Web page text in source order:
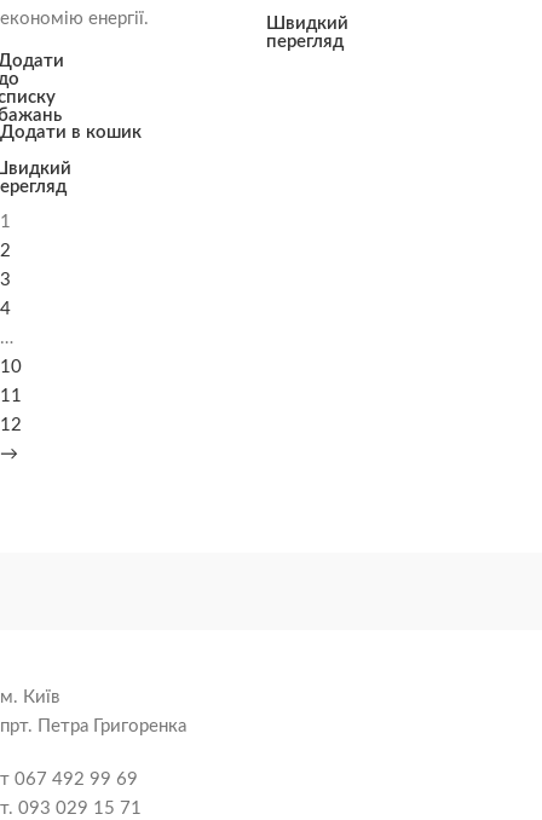
економію енергії.
Додати в кошик
Швидкий
перегляд
1
2
3
4
…
10
11
12
→
м. Київ
прт. Петра Григоренка
т 067 492 99 69
т. 093 029 15 71